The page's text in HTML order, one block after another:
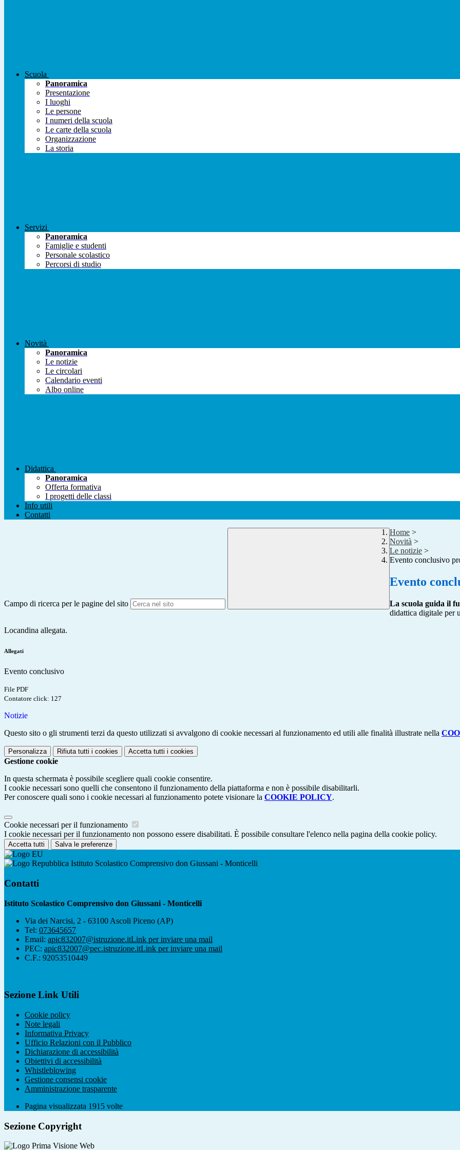
Scuola
Panoramica
Presentazione
I luoghi
Le persone
I numeri della scuola
Le carte della scuola
Organizzazione
La storia
Servizi
Panoramica
Famiglie e studenti
Personale scolastico
Percorsi di studio
Novità
Panoramica
Le notizie
Le circolari
Calendario eventi
Albo online
Didattica
Panoramica
Offerta formativa
I progetti delle classi
Info utili
Contatti
Campo di ricerca per le pagine del sito
Home >
Novità >
Le notizie >
Evento conclusivo
Evento
La scuola guida il
didattica digitale per
Locandina allegata.
Allegati
Evento conclusivo
File PDF
Contatore click: 127
Notizie
Questo sito o gli strumenti terzi da questo utilizzati si avvalgono di cookie necessari al funzionamento ed utili alle finalità illustrate nella
Personalizza Rifiuta tutti i cookies Accetta tutti i cookies
Gestione cookie
In questa schermata è possibile scegliere quali cookie consentire.
I cookie necessari sono quelli che consentono il funzionamento della piattaforma e non è possibile disabilitarli.
Per conoscere quali sono i cookie necessari al funzionamento potete visionare la COOKIE POLICY.
Cookie necessari per il funzionamento
I cookie necessari per il funzionamento non possono essere disabilitati. È possibile consultare l'elenco nella pagina della cookie policy.
Accetta tutti Salva le preferenze
Istituto Scolastico Comprensivo don Giussani - Monticelli
Contatti
Istituto Scolastico Comprensivo don Giussani - Monticelli
Via dei Narcisi, 2 - 63100 Ascoli Piceno (AP)
Tel: 073645657
Email: apic832007@istruzione.itLink per inviare una mail
PEC: apic832007@pec.istruzione.itLink per inviare una mail
C.F.: 92053510449
Sezione Link Utili
Cookie policy
Note legali
Informativa Privacy
Ufficio Relazioni con il Pubblico
Dichiarazione di accessibilità
Obiettivi di accessibilità
Whistleblowing
Gestione consensi cookie
Amministrazione trasparente
Pagina visualizzata 1915 volte
Sezione Copyright